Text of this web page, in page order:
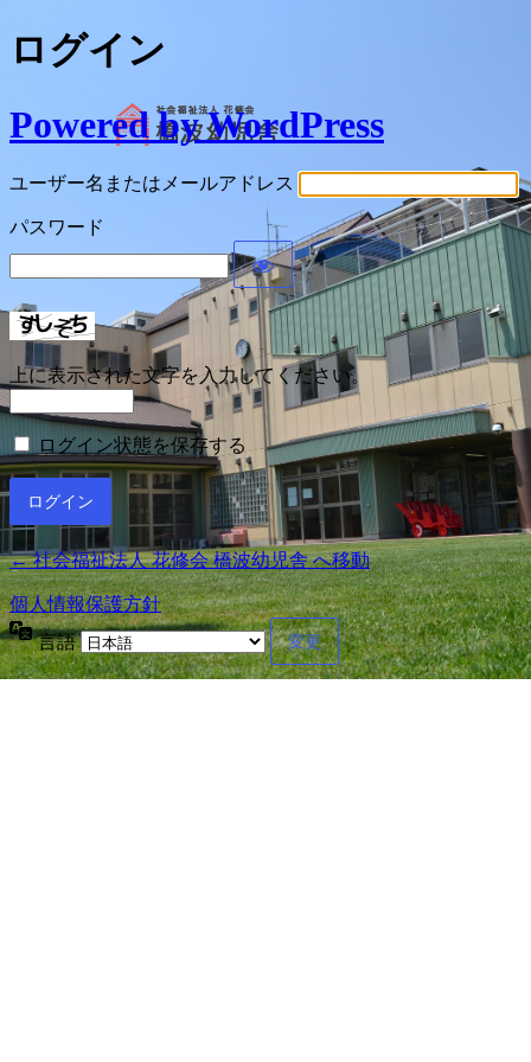
ログイン
Powered by WordPress
ユーザー名またはメールアドレス
パスワード
上に表示された文字を入力してください。
ログイン状態を保存する
← 社会福祉法人 花修会 橋波幼児舎 へ移動
個人情報保護方針
言語